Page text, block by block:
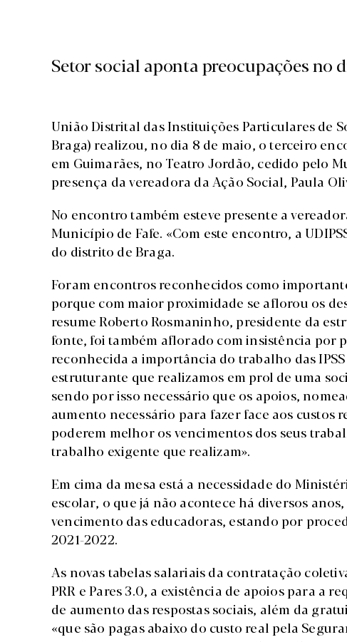
Setor social aponta preocupações no
União Distrital das Instituições Particulares de
Braga) realizou, no dia 8 de maio, o terceiro
em Guimarães, no Teatro Jordão, cedido pelo
presença da vereadora da Ação Social, Paula
No encontro também esteve presente a
Município de Fafe. «Com este encontro, a
do distrito de Braga.
Foram encontros reconhecidos como
porque com maior proximidade se aflorou os
resume Roberto Rosmaninho, presidente da
fonte, foi também aflorado com insistência por
reconhecida a importância do trabalho das
estruturante que realizamos em prol de uma
sendo por isso necessário que os apoios,
aumento necessário para fazer face aos custos
poderem melhor os vencimentos dos seus
trabalho exigente que realizam».
Em cima da mesa está a necessidade do
escolar, o que já não acontece há diversos
vencimento das educadoras, estando por
2021-2022.
As novas tabelas salariais da contratação
PRR e Pares 3.0, a existência de apoios para a
de aumento das respostas sociais, além da
«que são pagas abaixo do custo real pela